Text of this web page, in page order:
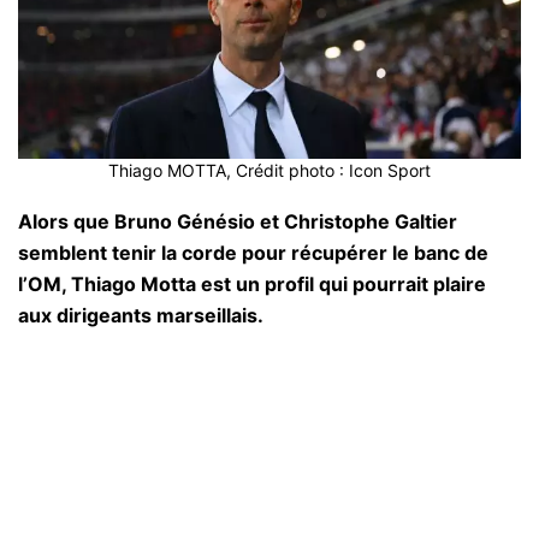
Thiago MOTTA, Crédit photo : Icon Sport
Alors que Bruno Génésio et Christophe Galtier
semblent tenir la corde pour récupérer le banc de
l’OM, Thiago Motta est un profil qui pourrait plaire
aux dirigeants marseillais.